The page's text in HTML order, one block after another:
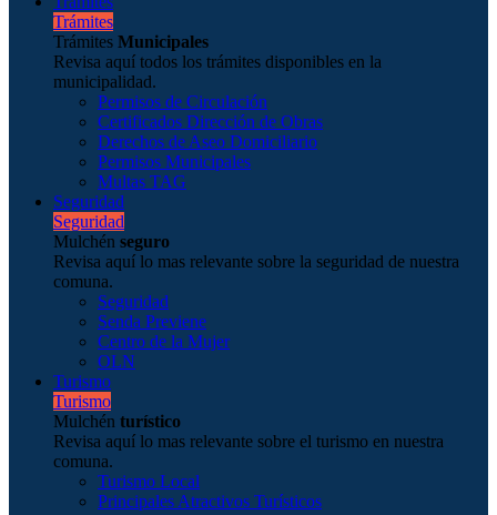
Trámites
Trámites Municipales
Revisa aquí todos los trámites disponibles en la
municipalidad.
Permisos de Circulación
Certificados Dirección de Obras
Derechos de Aseo Domiciliario
Permisos Municipales
Multas TAG
Seguridad
Seguridad
Mulchén seguro
Revisa aquí lo mas relevante sobre la seguridad de nuestra
comuna.
Seguridad
Senda Previene
Centro de la Mujer
OLN
Turismo
Turismo
Mulchén turístico
Revisa aquí lo mas relevante sobre el turismo en nuestra
comuna.
Turismo Local
Principales Atractivos Turísticos